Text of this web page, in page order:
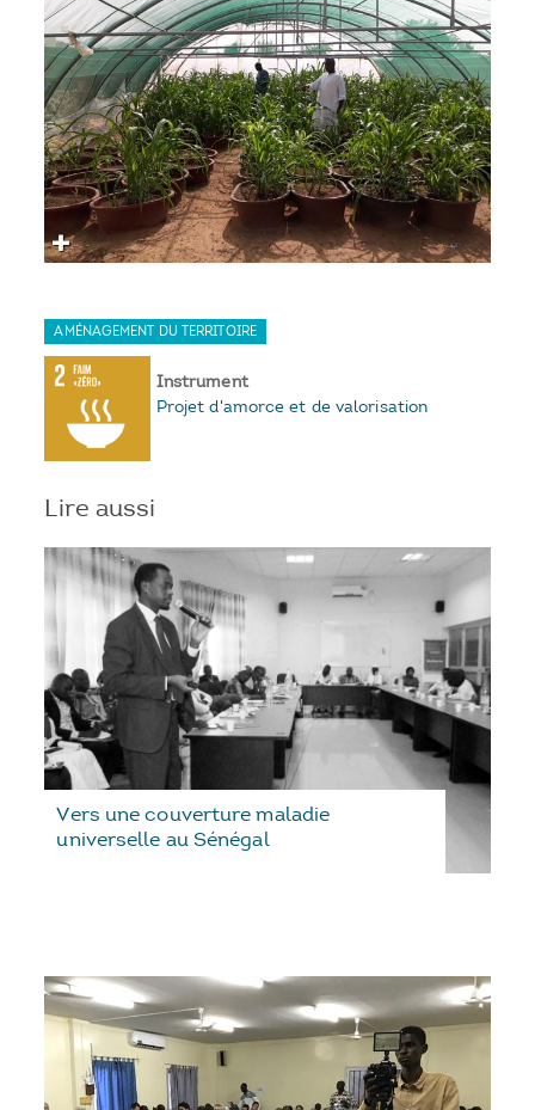
AMÉNAGEMENT DU TERRITOIRE
Instrument
Projet d'amorce et de valorisation
Lire aussi
Vers une couverture maladie
universelle au Sénégal